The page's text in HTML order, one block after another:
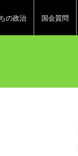
の政治 国会質問